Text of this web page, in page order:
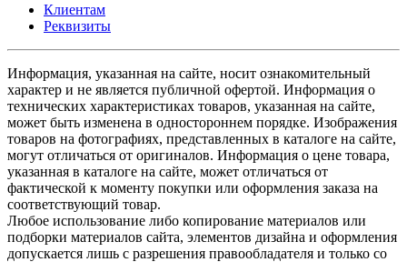
Клиентам
Реквизиты
Информация, указанная на сайте, носит ознакомительный
характер и не является публичной офертой. Информация о
технических характеристиках товаров, указанная на сайте,
может быть изменена в одностороннем порядке. Изображения
товаров на фотографиях, представленных в каталоге на сайте,
могут отличаться от оригиналов. Информация о цене товара,
указанная в каталоге на сайте, может отличаться от
фактической к моменту покупки или оформления заказа на
соответствующий товар.
Любое использование либо копирование материалов или
подборки материалов сайта, элементов дизайна и оформления
допускается лишь с разрешения правообладателя и только со